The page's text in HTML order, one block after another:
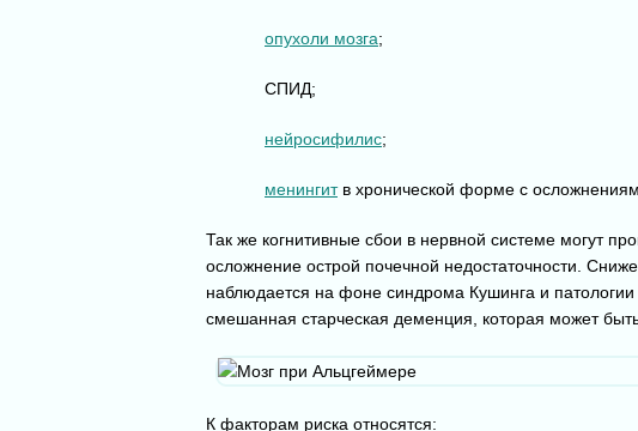
опухоли мозга;
СПИД;
нейросифилис;
менингитв хронической форме с
Так же когнитивные сбои в нервной системе могут
осложнение острой почечной недостаточности.
наблюдается на фоне синдрома Кушинга и
смешанная старческая деменция, которая может
К факторам риска относятся: